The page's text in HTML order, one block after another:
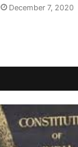
December 7, 2020